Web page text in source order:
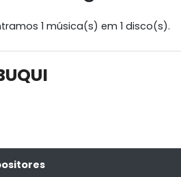
1 música(s) em 1 disco(s).